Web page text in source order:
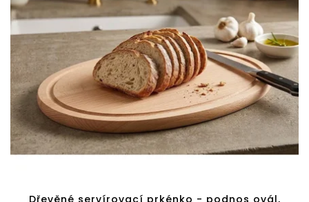
Dřevěné servírovací prkénko - podnos ovál,